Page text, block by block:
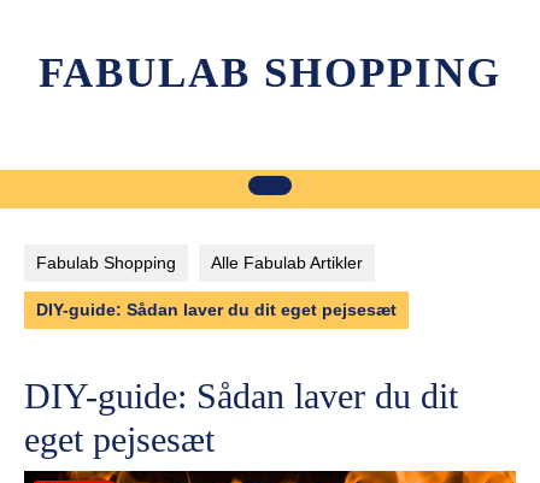
contentFABULAB SHOPPING
Fabulab Shopping Alle Fabulab Artikler
DIY-guide: Sådan laver du dit eget pejsesæt
DIY-guide: Sådan laver du dit
eget pejsesæt